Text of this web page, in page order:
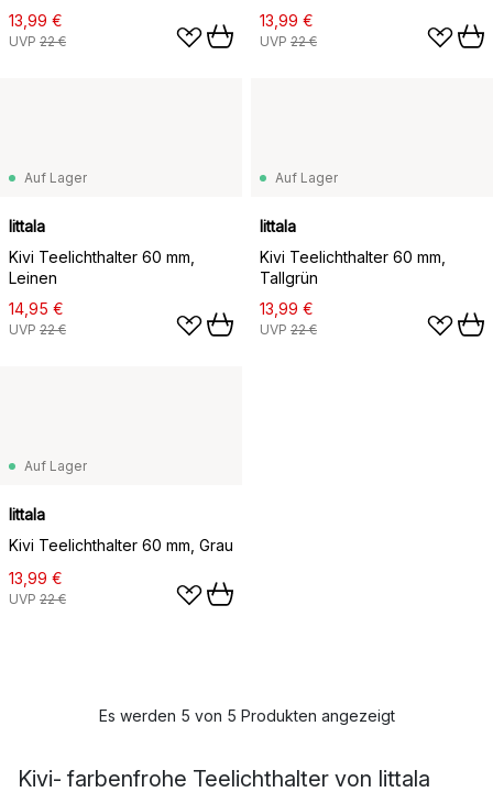
13,99 €
UVP 22 €
13,99 €
UVP 22 €
Auf Lager
Iittala
Kivi Teelichthalter 60 mm,
Leinen
14,95 €
UVP 22 €
Auf Lager
Iittala
Kivi Teelichthalter 60 mm,
Tallgrün
13,99 €
UVP 22 €
Auf Lager
Iittala
Kivi Teelichthalter 60 mm, Grau
13,99 €
UVP 22 €
Es werden 5 von 5 Produkten angezeigt
Kivi- farbenfrohe Teelichthalter von Iittala